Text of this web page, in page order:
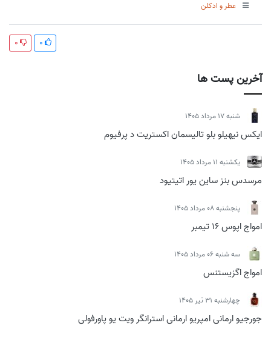
آخرین پست ها
شنبه 17 مرداد 1405
ایکس نیهیلو بلو تالیسمان اکستریت د پرفیوم
يكشنبه 11 مرداد 1405
مرسدس بنز ساین یور اتیتیود
پنجشنبه 08 مرداد 1405
امواج اپوس 16 تیمبر
سه شنبه 06 مرداد 1405
امواج اگزیستنس
چهارشنبه 31 تیر 1405
جورجیو ارمانی امپریو ارمانی استرانگر ویت یو پاورفولی
عطر و ادکلن